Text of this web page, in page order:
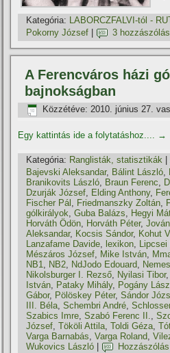
Kategória: LABORCZFALVI-tól -
Pokorny József
3 hozzászólás
A Ferencváros házi
bajnokságban
Közzétéve: 2010. június 27.
Egy kattintás ide a folytatáshoz.... →
Kategória: Ranglisták, statisztikák |
Bajevski Aleksandar, Bálint László,
Branikovits László, Braun Ferenc,
Dzurják József, Elding Anthony,
Fischer Pál , Friedmanszky Zoltán,
gólkirályok,Guba Balázs, Hegyi
Horváth Ödön, Horváth Péter,
Aleksandar, Kocsis Sándor, Kohut
Lanzafame Davide, lexikon, Lipcsei
Mészáros József, Mike István,
NB1, NB2, NdJodo Edouard,
Nikolsburger I. Rezső, Nyilasi Tibor
István, Pataky Mihály, Pogány
Gábor, Pölöskey Péter,Sándor
III. Béla,Schembri André,
Szabics Imre,Szabó Ferenc II.,
József,Tököli Attila,Toldi Géza,
Varga Barnabás,Varga Roland,
Wukovics László